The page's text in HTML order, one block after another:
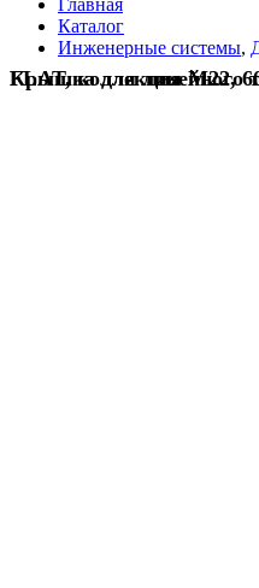
Главная
Каталог
Инженерные системы,
Крышка для линейного трапа Mexen, коллекция